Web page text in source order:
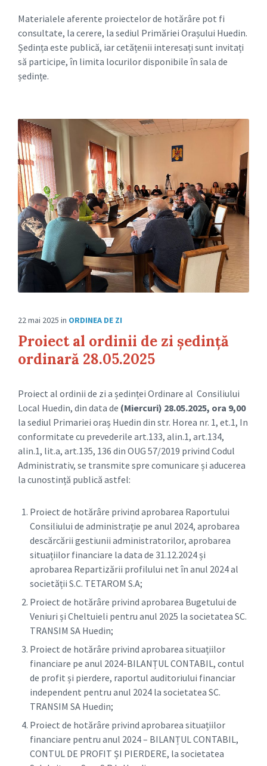
Materialele aferente proiectelor de hotărâre pot fi
consultate, la cerere, la sediul Primăriei Orașului Huedin.
Ședința este publică, iar cetățenii interesați sunt invitați
să participe, în limita locurilor disponibile în sala de
ședințe.
22 mai 2025 in ORDINEA DE ZI
Proiect al ordinii de zi ședință
ordinară 28.05.2025
Proiect al ordinii de zi a ședinței Ordinare al Consiliului
Local Huedin, din data de (Miercuri) 28.05.2025, ora 9,00
la sediul Primariei oraș Huedin din str. Horea nr. 1, et.1, In
conformitate cu prevederile art.133, alin.1, art.134,
alin.1, lit.a, art.135, 136 din OUG 57/2019 privind Codul
Administrativ, se transmite spre comunicare și aducerea
la cunostință publică astfel:
Proiect de hotărâre privind aprobarea Raportului
Consiliului de administrație pe anul 2024, aprobarea
descărcării gestiunii administratorilor, aprobarea
situațiilor financiare la data de 31.12.2024 și
aprobarea Repartizării profilului net în anul 2024 al
societății S.C. TETAROM S.A;
Proiect de hotărâre privind aprobarea Bugetului de
Veniuri și Cheltuieli pentru anul 2025 la societatea SC.
TRANSIM SA Huedin;
Proiect de hotărâre privind aprobarea situațiilor
financiare pe anul 2024-BILANȚUL CONTABIL, contul
de profit și pierdere, raportul auditoriului financiar
independent pentru anul 2024 la societatea SC.
TRANSIM SA Huedin;
Proiect de hotărâre privind aprobarea situațiilor
financiare pentru anul 2024 – BILANȚUL CONTABIL,
CONTUL DE PROFIT ȘI PIERDERE, la societatea